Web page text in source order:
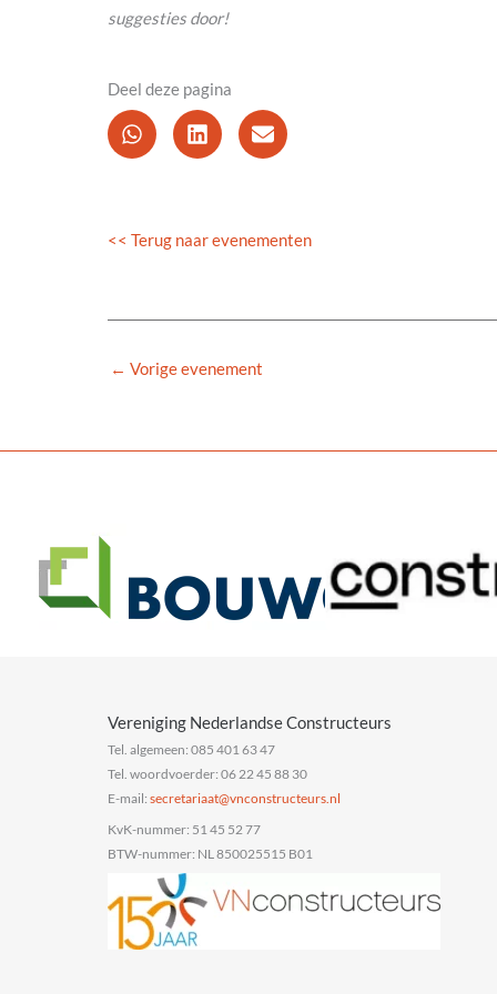
suggesties door!
Deel deze pagina
<< Terug naar evenementen
← Vorige evenement
Vereniging Nederlandse Constructeurs
Tel. algemeen: 085 401 63 47
Tel. woordvoerder: 06 22 45 88 30
E-mail:
ln.sruetcurtsnocnv
@taairaterces
KvK-nummer: 51 45 52 77
BTW-nummer: NL 850025515 B01